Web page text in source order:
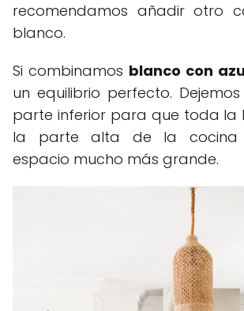
recomendamos añadir otro
blanco.
Si combinamos blanco con
un equilibrio perfecto.
parte inferior para que toda la
la parte alta de la cocina
espacio mucho más grande.